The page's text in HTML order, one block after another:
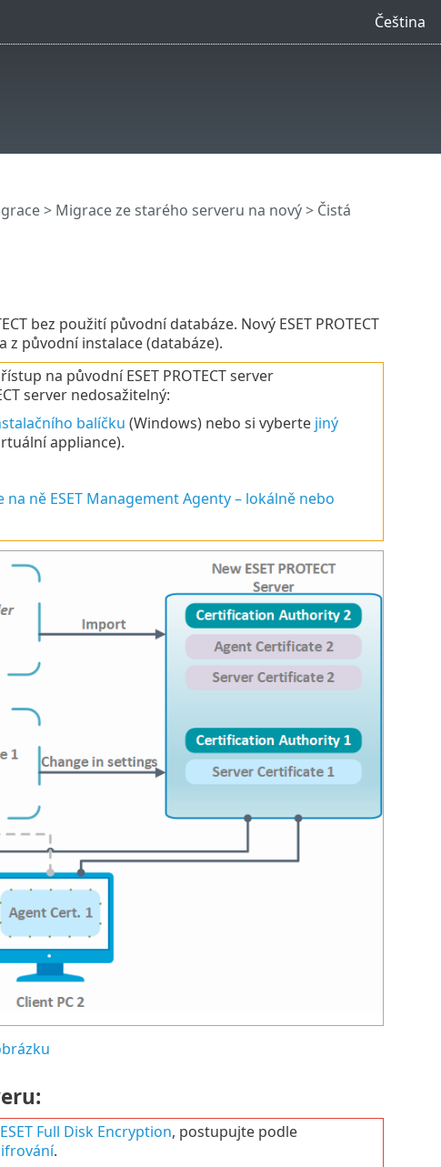
Čeština
> Migrace ze starého serveru na nový> Čistá
bez použití původní databáze. Nový ESET PROTECT
původní instalace (databáze).
na původní ESET PROTECT server
server nedosažitelný:
balíčku (Windows) nebo si vyberte jiný
appliance).
na ně ESET Management Agenty – lokálně nebo
ESET Full Disk Encryption, postupujte podle
.